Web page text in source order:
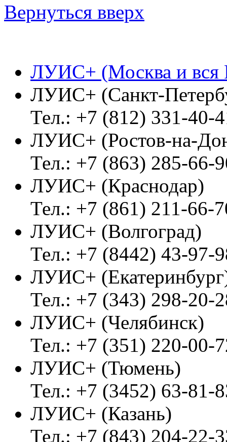
Вернуться вверх
ЛУИС+ (Москва и вся
ЛУИС+ (Санкт-
Тел.: +7 (812) 331-40-
ЛУИС+ (Ростов-на-
Тел.: +7 (863) 285-66-
ЛУИС+ (Краснодар)
Тел.: +7 (861) 211-66-
ЛУИС+ (Волгоград)
Тел.: +7 (8442) 43-97-
ЛУИС+
Тел.: +7 (343) 298-20-
ЛУИС+ (Челябинск)
Тел.: +7 (351) 220-00-
ЛУИС+ (Тюмень)
Тел.: +7 (3452) 63-81-
ЛУИС+ (Казань)
Тел.: +7 (843) 204-22-